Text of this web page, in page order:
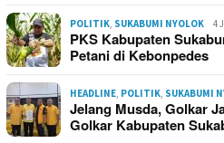
POLITIK SUKABUMI NYOLOK 4
PKS Kabupaten
Petani di Kebonpedes
HEADLINE POLITIK SUKABUMI
Jelang Musda, Golkar
Golkar Kabupaten